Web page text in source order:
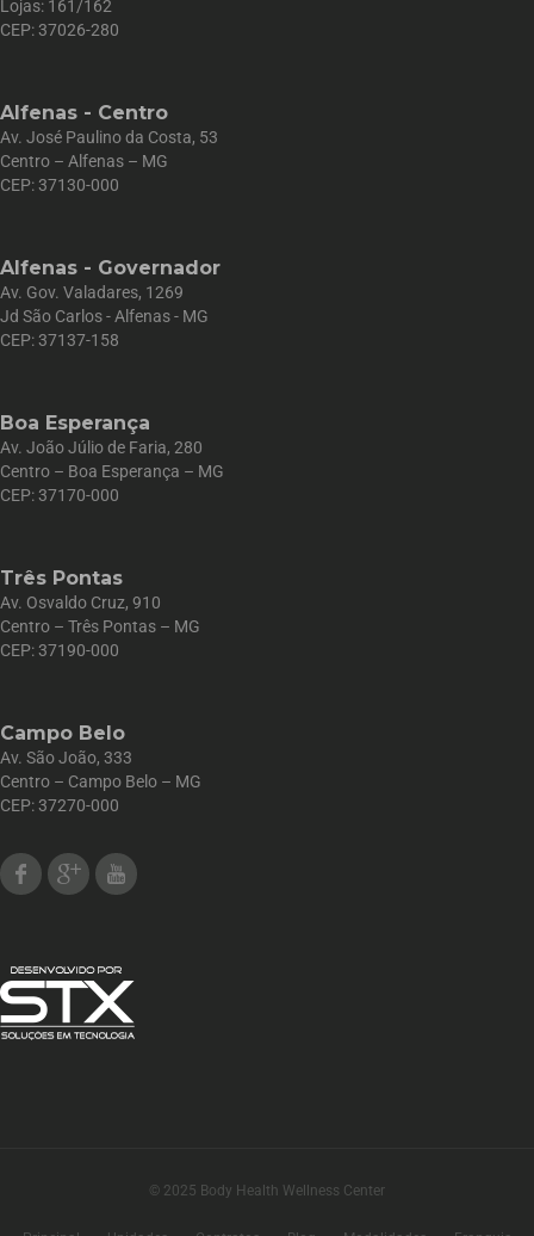
Lojas: 161/162
CEP: 37026-280
Alfenas - Centro
Av. José Paulino da Costa, 53
Centro – Alfenas – MG
CEP: 37130-000
Alfenas - Governador
Av. Gov. Valadares, 1269
Jd São Carlos - Alfenas - MG
CEP: 37137-158
Boa Esperança
Av. João Júlio de Faria, 280
Centro – Boa Esperança – MG
CEP: 37170-000
Três Pontas
Av. Osvaldo Cruz, 910
Centro – Três Pontas – MG
CEP: 37190-000
Campo Belo
Av. São João, 333
Centro – Campo Belo – MG
CEP: 37270-000
FacebookGoogle Plus
© 2025 Body Health Wellness Center